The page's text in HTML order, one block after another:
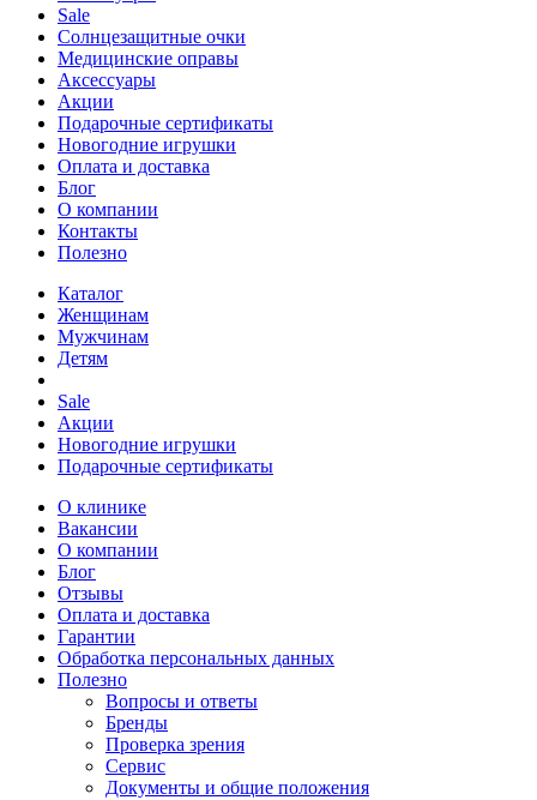
Sale
Солнцезащитные очки
Медицинские оправы
Аксессуары
Акции
Подарочные сертификаты
Новогодние игрушки
Оплата и доставка
Блог
О компании
Контакты
Полезно
Каталог
Женщинам
Мужчинам
Детям
Sale
Акции
Новогодние игрушки
Подарочные сертификаты
О клинике
Вакансии
О компании
Блог
Отзывы
Оплата и доставка
Гарантии
Обработка персональных данных
Полезно
Вопросы и ответы
Бренды
Проверка зрения
Сервис
Документы и общие положения